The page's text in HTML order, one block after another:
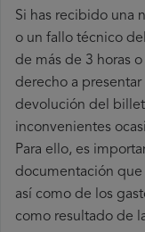
Si has recibido una
o un fallo técnico
de más de 3 horas
derecho a presentar
devolución del
inconvenientes
Para ello, es
documentación que
así como de los
como resultado de